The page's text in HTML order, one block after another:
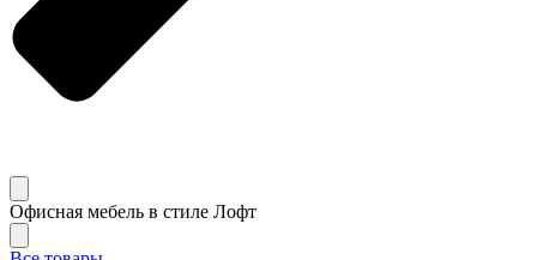
Офисная мебель в стиле Лофт